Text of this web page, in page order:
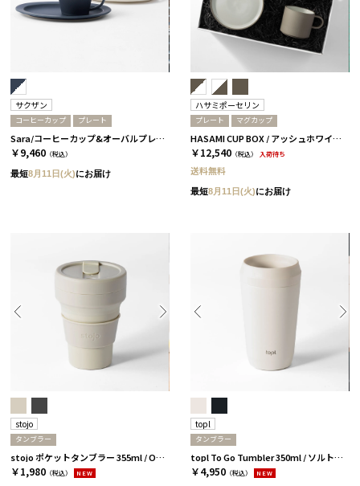
サクザン
コーヒーカップ プレート
Sara/コーヒーカップ&オーバルプレート 4個セット/ネイビー＆ホワイト［サクザン］
￥9,460 （税込）
最短8月11日(火)にお届け
ハサミポーセリン
プレート マグカップ
HASAMI CUP BOX / アッシュホワイト［ハサミポーセリン］
￥12,540 （税込） 入荷待ち
送料無料
最短8月11日(火)にお届け
stojo
タンブラー
stojo ポケットタンブラー 355ml / OAT［ストージョ］
￥1,980 （税込） NEW
topl
タンブラー
topl To Go Tumbler 350ml / ソルト［トップル］
￥4,950 （税込） NEW